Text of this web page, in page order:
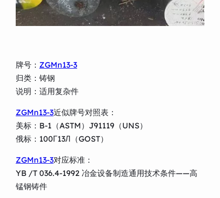
牌号： ZGMn13-3
归类：铸钢
说明：适用复杂件
ZGMn13-3近似牌号对照表：
美标：B-1（ASTM）J91119（UNS）
俄标：100Г13Л（GOST）
ZGMn13-3对应标准：
YB /T 036.4-1992 冶金设备制造通用技术条件——高
锰钢铸件